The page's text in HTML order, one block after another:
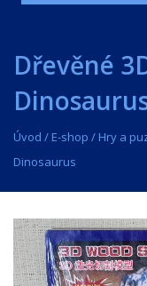
Dřevěné
Úvod / E-shop / Hry a
Dinosaurus